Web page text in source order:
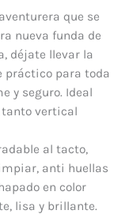
que se
nueva funda de
déjate llevar la
práctico para toda
y seguro. Ideal
vertical
al tacto,
anti huellas
en color
lisa y brillante.